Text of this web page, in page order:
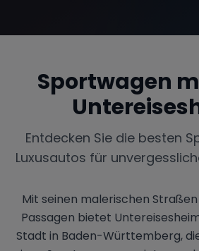
Sportwagen
Entdecken Sie die besten
Luxusautos für
Mit seinen malerischen
Passagen bietet
Stadt in Baden-Württemberg,